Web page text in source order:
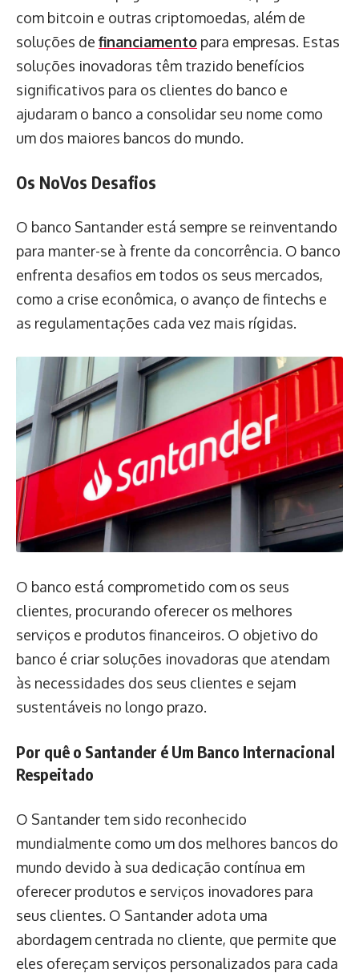
com bitcoin e outras criptomoedas, além de
soluções de financiamento para empresas. Estas
soluções inovadoras têm trazido benefícios
significativos para os clientes do banco e
ajudaram o banco a consolidar seu nome como
um dos maiores bancos do mundo.
Os NoVos Desafios
O banco Santander está sempre se reinventando
para manter-se à frente da concorrência. O banco
enfrenta desafios em todos os seus mercados,
como a crise econômica, o avanço de fintechs e
as regulamentações cada vez mais rígidas.
O banco está comprometido com os seus
clientes, procurando oferecer os melhores
serviços e produtos financeiros. O objetivo do
banco é criar soluções inovadoras que atendam
às necessidades dos seus clientes e sejam
sustentáveis no longo prazo.
Por quê o Santander é Um Banco Internacional
Respeitado
O Santander tem sido reconhecido
mundialmente como um dos melhores bancos do
mundo devido à sua dedicação contínua em
oferecer produtos e serviços inovadores para
seus clientes. O Santander adota uma
abordagem centrada no cliente, que permite que
eles ofereçam serviços personalizados para cada